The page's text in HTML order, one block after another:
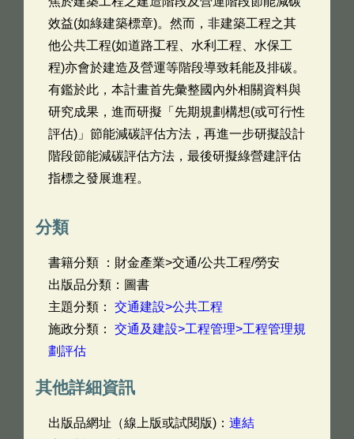
效益(如綠建築標章)。然而，非建築工程之其
他公共工程(如道路工程、水利工程、水保工
程)亦會於建造及營運等階段導致耗能及排碳。
有鑑於此，本計畫首先彙整國內外相關資料與
研究成果，進而研擬「先期規劃構想(或可行性
評估)」節能減碳評估方法，再進一步研擬設計
階段節能減碳評估方法，最後研擬綠營建評估
指標之發展進程。
分類
書籍分類 ：財金產業>交通/公共工程/勞安
出版品分類：圖書
主題分類： 交通建設>公共工程
施政分類： 交通及建設>工程管理>工程管理規
劃評估
其他詳細資訊
出版品網址（線上版或試閱版)： 連結